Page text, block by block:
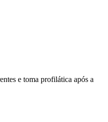
e toma profilática após a